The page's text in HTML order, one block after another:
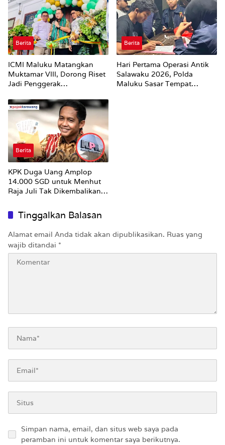
Berita
ICMI Maluku Matangkan
Muktamar VIII, Dorong Riset
Jadi Penggerak
Berita
Hari Pertama Operasi Antik
Salawaku 2026, Polda
Maluku Sasar Tempat
Berita
KPK Duga Uang Amplop
14.000 SGD untuk Menhut
Raja Juli Tak Dikembalikan
Tinggalkan Balasan
Alamat email Anda tidak akan dipublikasikan. Ruas yang
wajib ditandai *
Simpan nama, email, dan situs web saya pada
peramban ini untuk komentar saya berikutnya.